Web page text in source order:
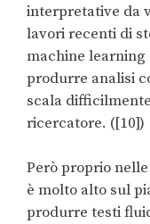
interpretative da
lavori recenti di
machine learning
produrre analisi
scala
ricercatore. ([10])
Però proprio
è molto alto sul
produrre testi